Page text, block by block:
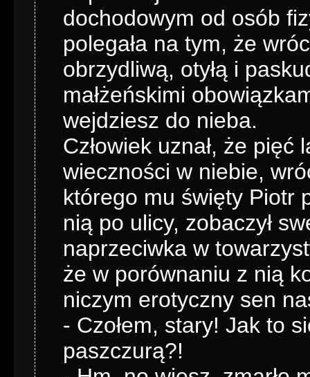
dochodowym od osób
polegała na tym, że
obrzydliwą, otyłą i
małżeńskimi
wejdziesz do nieba.
Człowiek uznał, że
wieczności w niebie,
którego mu święty Piotr
nią po ulicy, zobaczył
naprzeciwka w
że w porównaniu z nią
niczym erotyczny sen
- Czołem, stary! Jak to
paszczurą?!